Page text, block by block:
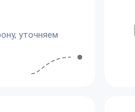
уточняем